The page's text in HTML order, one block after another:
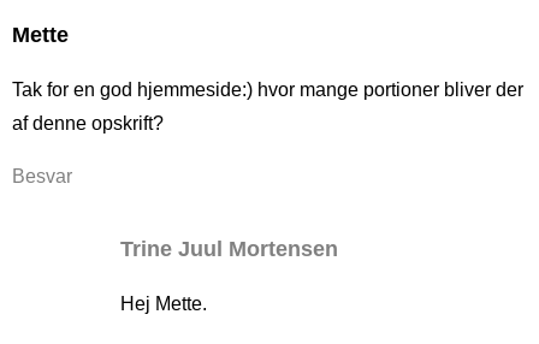
Mette
Tak for en god hjemmeside:) hvor mange portioner bliver der
af denne opskrift?
Besvar
Trine Juul Mortensen
Hej Mette.